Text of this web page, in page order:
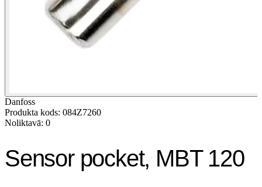
Danfoss
Produkta kods: 084Z7260
Noliktavā: 0
Sensor pocket, MBT 120